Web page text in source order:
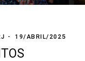
19/ABRIL/2025